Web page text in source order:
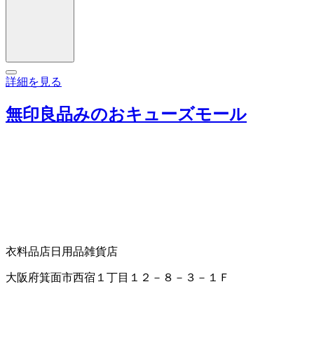
詳細を見る
無印良品みのおキューズモール
衣料品店日用品雑貨店
大阪府箕面市西宿１丁目１２－８－３－１Ｆ